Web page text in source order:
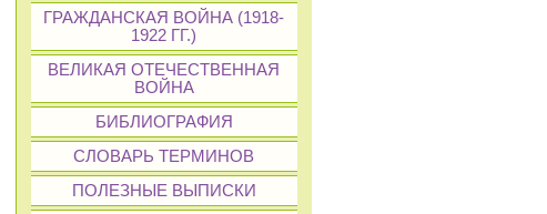
ГРАЖДАНСКАЯ ВОЙНА (1918-
1922 ГГ.)
ВЕЛИКАЯ ОТЕЧЕСТВЕННАЯ
ВОЙНА
БИБЛИОГРАФИЯ
СЛОВАРЬ ТЕРМИНОВ
ПОЛЕЗНЫЕ ВЫПИСКИ